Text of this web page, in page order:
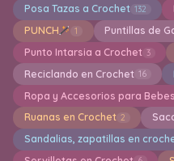
Posa Tazas a Crochet 132
PUNCH 1 Puntillas de
Punto Intarsia a Crochet 3
Reciclando en Crochet 16
Ropa y Accesorios para
Ruanas en Crochet 2
Sandalias, zapatillas en